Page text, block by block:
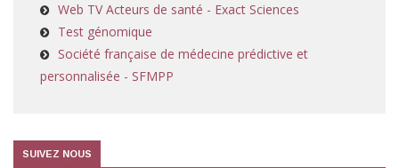
Web TV Acteurs de santé - Exact Sciences
Test génomique
Société française de médecine prédictive et
personnalisée - SFMPP
SUIVEZ NOUS